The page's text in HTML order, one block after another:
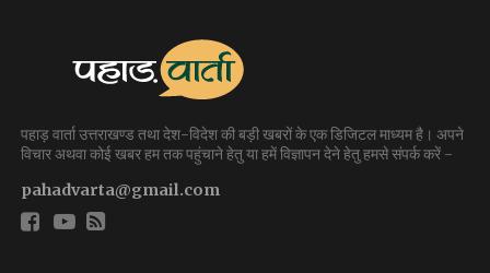
पहाड़ वार्ता उत्तराखण्ड तथा देश-विदेश की बड़ी खबरों के एक डिजिटल माध्यम है। अपने
विचार अथवा कोई खबर हम तक पहुंचाने हेतु या हमें विज्ञापन देने हेतु हमसे संपर्क करें -
pahadvarta@gmail.com